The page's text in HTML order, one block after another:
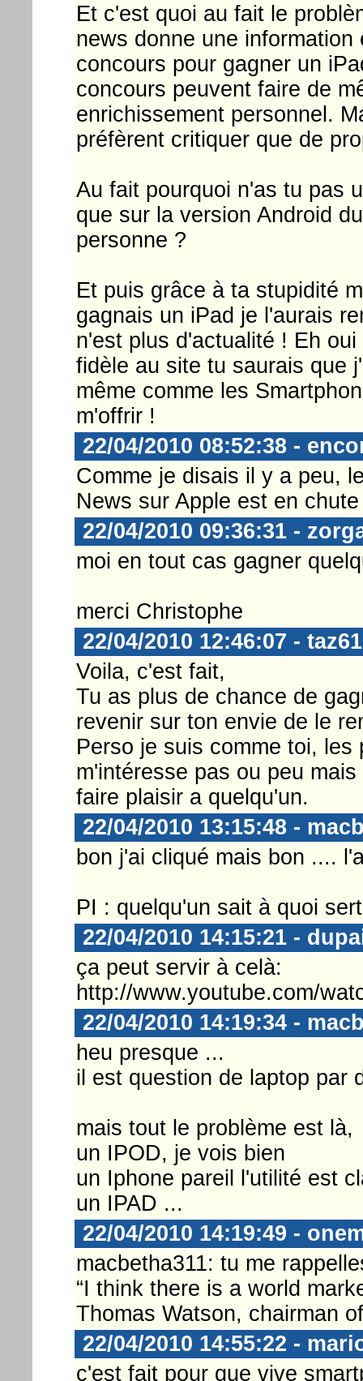
Et c'est quoi au fait le
news donne une
concours pour gagner un
concours peuvent faire de
enrichissement personnel.
préfèrent critiquer que de
Au fait pourquoi n'as tu pas
que sur la version Android
personne ?
Et puis grâce à ta stupidité
gagnais un iPad je l'aurais
n'est plus d'actualité ! Eh
fidèle au site tu saurais que
même comme les
m'offrir !
22/04/2010 08:52:38 -
Comme je disais il y a peu,
News sur Apple est en
22/04/2010 09:36:31 -
moi en tout cas gagner
merci Christophe
22/04/2010 12:46:07 - taz61
Voila, c'est fait,
Tu as plus de chance de
revenir sur ton envie de le
Perso je suis comme toi, les
m'intéresse pas ou peu
faire plaisir a quelqu'un.
22/04/2010 13:15:48 -
bon j'ai cliqué mais bon ....
PI : quelqu'un sait à quoi
22/04/2010 14:15:21 -
ça peut servir à celà:
http://www.youtube.com/
22/04/2010 14:19:34 -
heu presque ...
il est question de laptop par
mais tout le problème est là,
un IPOD, je vois bien
un Iphone pareil l'utilité est
un IPAD ...
22/04/2010 14:19:49 -
macbetha311: tu me
“I think there is a world
Thomas Watson, chairman
22/04/2010 14:55:22 -
c'est fait pour que vive